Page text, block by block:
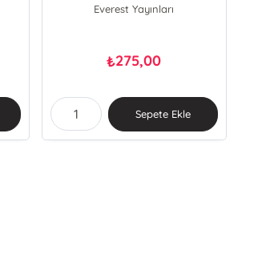
Everest Yayınları
₺275,00
Sepete Ekle